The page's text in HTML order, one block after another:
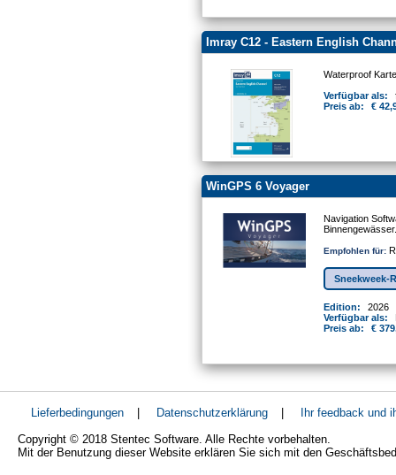
Imray C12 - Eastern English
Waterproof
Verfügbar als:
Preis ab:
€
WinGPS 6 Voyager
Navigation
Binnengewässer.
Empfohlen für:
Sneekweek-
Edition:
2026
Verfügbar als:
Preis ab:
€
Lieferbedingungen | Datenschutzerklärung |
Ihr feedback und
Copyright © 2018 Stentec Software. Alle Rechte vorbehalten.
Mit der Benutzung dieser Website erklären Sie sich mit den